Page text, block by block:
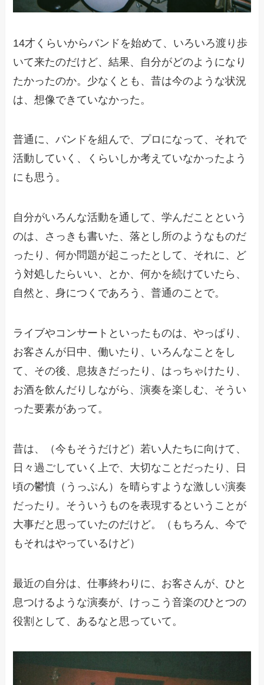
14才くらいからバンドを始めて、いろいろ渡り歩
いて来たのだけど、結果、自分がどのようになり
たかったのか。少なくとも、昔は今のような状況
は、想像できていなかった。
普通に、バンドを組んで、プロになって、それで
活動していく、くらいしか考えていなかったよう
にも思う。
自分がいろんな活動を通して、学んだことという
のは、さっきも書いた、落とし所のようなものだ
ったり、何か問題が起こったとして、それに、ど
う対処したらいい、とか、何かを続けていたら、
自然と、身につくであろう、普通のことで。
ライブやコンサートといったものは、やっぱり、
お客さんが日中、働いたり、いろんなことをし
て、その後、息抜きだったり、はっちゃけたり、
お酒を飲んだりしながら、演奏を楽しむ、そうい
った要素があって。
昔は、（今もそうだけど）若い人たちに向けて、
日々過ごしていく上で、大切なことだったり、日
頃の鬱憤（うっぷん）を晴らすような激しい演奏
だったり。そういうものを表現するということが
大事だと思っていたのだけど。（もちろん、今で
もそれはやっているけど）
最近の自分は、仕事終わりに、お客さんが、ひと
息つけるような演奏が、けっこう音楽のひとつの
役割として、あるなと思っていて。